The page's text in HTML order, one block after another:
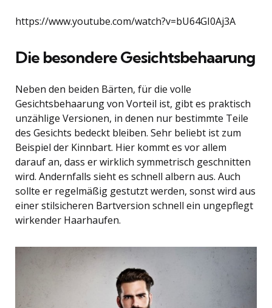
https://www.youtube.com/watch?v=bU64GI0Aj3A
Die besondere Gesichtsbehaarung
Neben den beiden Bärten, für die volle
Gesichtsbehaarung von Vorteil ist, gibt es praktisch
unzählige Versionen, in denen nur bestimmte Teile
des Gesichts bedeckt bleiben. Sehr beliebt ist zum
Beispiel der Kinnbart. Hier kommt es vor allem
darauf an, dass er wirklich symmetrisch geschnitten
wird. Andernfalls sieht es schnell albern aus. Auch
sollte er regelmäßig gestutzt werden, sonst wird aus
einer stilsicheren Bartversion schnell ein ungepflegt
wirkender Haarhaufen.